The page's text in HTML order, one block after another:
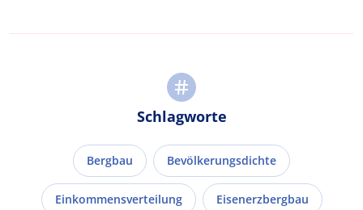
Schlagworte
Bergbau Bevölkerungsdichte
Einkommensverteilung Eisenerzbergbau